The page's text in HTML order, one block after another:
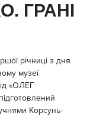
ГРАНІ
річниці з дня
музеї
«ОЛЕГ
Корсунь-